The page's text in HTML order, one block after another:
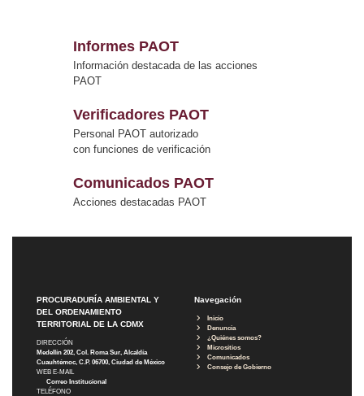
Informes PAOT
Información destacada de las acciones
PAOT
Verificadores PAOT
Personal PAOT autorizado
con funciones de verificación
Comunicados PAOT
Acciones destacadas PAOT
PROCURADURÍA AMBIENTAL Y
DEL ORDENAMIENTO
TERRITORIAL DE LA CDMX
DIRECCIÓN
Medellín 202, Col. Roma Sur, Alcaldía
Cuauhtémoc, C.P. 06700, Ciudad de México
WEB E-MAIL
Correo Institucional
TELÉFONO
Navegación
Inicio
Denuncia
¿Quiénes somos?
Micrositios
Comunicados
Consejo de Gobierno